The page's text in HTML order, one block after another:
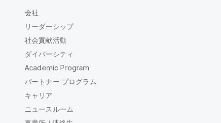
会社
リーダーシップ
社会貢献活動
ダイバーシティ
Academic Program
パートナー プログラム
キャリア
ニュースルーム